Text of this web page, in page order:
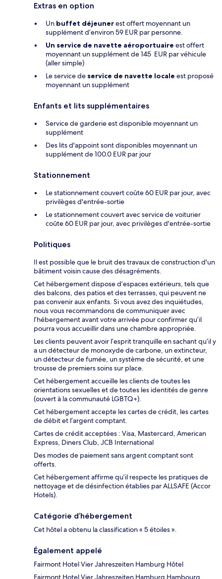
Extras en option
Un buffet déjeunerest offert moyennant un
supplément d’environ 59 EUR par personne.
Un service de navette aéroportuaire est offert
moyennant un supplément de 145 EUR par véhicule
(aller simple)
Le service de service de navette locale est proposé
moyennant un supplément
Enfants et lits supplémentaires
Service de garderie est disponible moyennant un
supplément
Des lits d'appoint sont disponibles moyennant un
supplément de 100.0 EUR par jour
Stationnement
Le stationnement couvert coûte 60 EUR par jour, avec
privilèges d'entrée-sortie
Le stationnement couvert avec service de voiturier
coûte 60 EUR par jour, avec privilèges d'entrée-sortie
Politiques
Il est possible que le bruit des travaux de construction d'un
bâtiment voisin cause des désagréments.
Cet hébergement dispose d’espaces extérieurs, tels que
des balcons, des patios et des terrasses, qui peuvent ne
pas convenir aux enfants. Si vous avez des inquiétudes,
nous vous recommandons de communiquer avec
l’hébergement avant votre arrivée pour confirmer qu’il
pourra vous accueillir dans une chambre appropriée.
Les clients peuvent avoir l’esprit tranquille en sachant qu’il y
a un détecteur de monoxyde de carbone, un extincteur,
un détecteur de fumée, un système de sécurité, et une
trousse de premiers soins sur place.
Cet hébergement accueille les clients de toutes les
orientations sexuelles et de toutes les identités de genre
(ouvert à la communauté LGBTQ+).
Cet hébergement accepte les cartes de crédit, les cartes
de débit et l’argent comptant.
Cartes de crédit acceptées : Visa, Mastercard, American
Express, Diners Club, JCB International
Des modes de paiement sans argent comptant sont
offerts.
Cet hébergement affirme qu’il respecte les pratiques de
nettoyage et de désinfection établies par ALLSAFE (Accor
Hotels).
Catégorie d’hébergement
Cet hôtel a obtenu la classification « 5 étoiles ».
Également appelé
Fairmont Hotel Vier Jahreszeiten Hamburg Hôtel
Fairmont Hotel Vier Jahreszeiten Hamburg Hambourg